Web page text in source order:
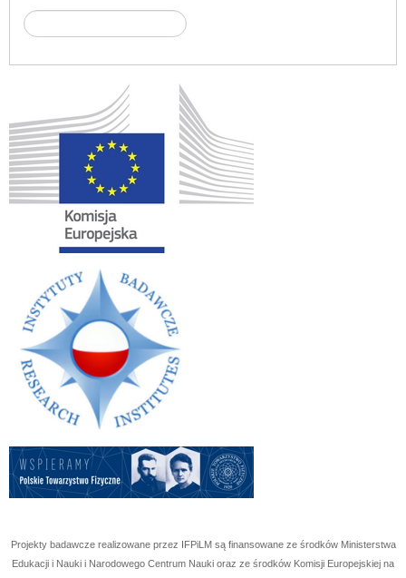
Projekty badawcze realizowane przez IFPiLM są finansowane ze środków Ministerstwa
Edukacji i Nauki i Narodowego Centrum Nauki oraz ze środków Komisji Europejskiej na